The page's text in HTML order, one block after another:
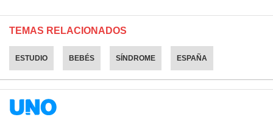
TEMAS RELACIONADOS
ESTUDIO BEBÉS SÍNDROME ESPAÑA